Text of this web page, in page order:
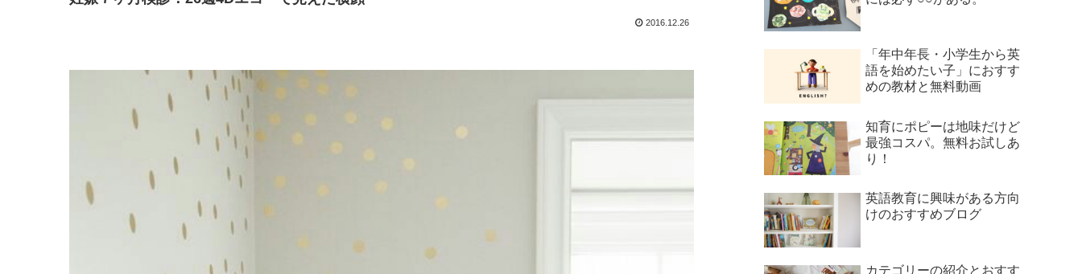
2016.12.26
「年中年長・小学生から英
語を始めたい子」におすす
めの教材と無料動画
知育にポピーは地味だけど
最強コスパ。無料お試しあ
り！
英語教育に興味がある方向
けのおすすめブログ
カテゴリーの紹介とおすす